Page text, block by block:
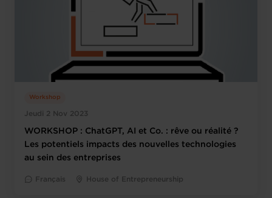
Jeudi 2 Nov 2023
Workshop
WORKSHOP : ChatGPT, AI et Co. : rêve ou réalité ?
Les potentiels impacts des nouvelles technologies
au sein des entreprises
Français House of Entrepreneurship